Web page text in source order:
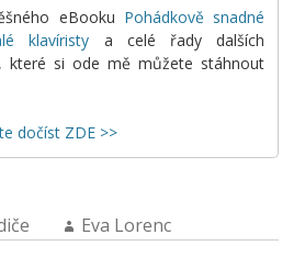
eBooku Pohádkově snadné
klavíristy a celé řady dalších
, které si ode mě můžete stáhnout
dočíst ZDE >>
Eva Lorenc